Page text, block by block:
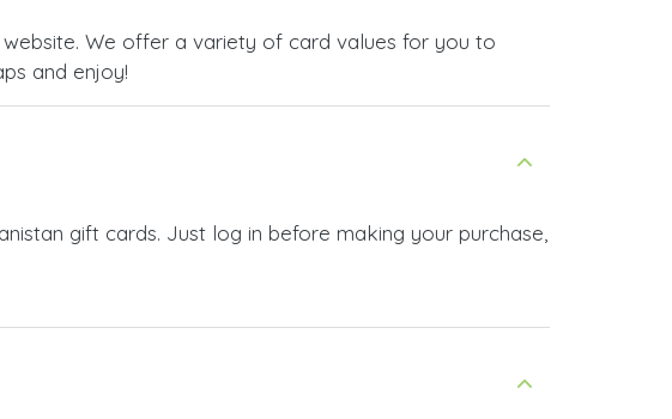
We offer a variety of card values for you to
and enjoy!
gift cards. Just log in before making your purchase,